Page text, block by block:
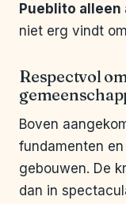
Pueblito
niet erg vindt
Respectvol
Boven
fundamenten
gebouwen. De
dan in